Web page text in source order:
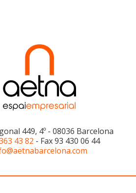
449, 4º - 08036 Barcelona
43 82 - Fax 93 430 06 44